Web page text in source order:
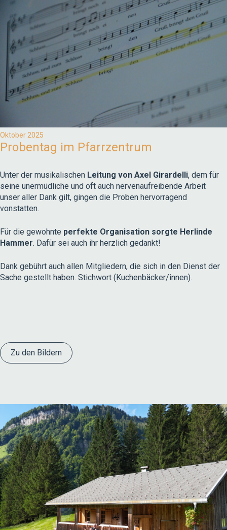
Oktober 2025
Probentag im Pfarrzentrum
Unter der musikalischen Leitung von Axel Girardelli, dem für
seine unermüdliche und oft auch nervenaufreibende Arbeit
unser aller Dank gilt, gingen die Proben hervorragend
vonstatten.
Für die gewohnte perfekte Organisation sorgte Herlinde
Hammer. Dafür sei auch ihr herzlich gedankt!
Dank gebührt auch allen Mitgliedern, die sich in den Dienst der
Sache gestellt haben. Stichwort (Kuchenbäcker/innen).
Zu den Bildern